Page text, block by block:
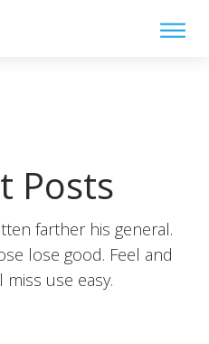
Posts
farther his general.
lose good. Feel and
use easy.